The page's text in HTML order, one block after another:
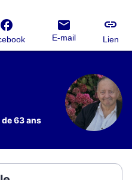
E-mail Lien
63 ans